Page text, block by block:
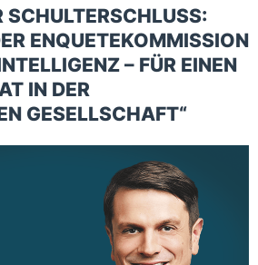
SCHULTERSCHLUSS:
ENQUETEKOMMISSION
– FÜR EINEN
IN DER
GESELLSCHAFT“